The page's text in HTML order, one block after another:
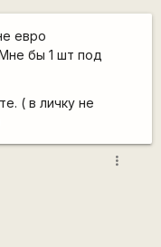
евро
Мне бы 1 шт под
( в личку не
more_vert